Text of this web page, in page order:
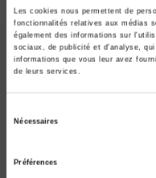
Les cookies nous permettent de
fonctionnalités relatives aux médias
également des informations sur
sociaux, de publicité et d'analyse,
informations que vous leur avez
de leurs services.
Nécessaires
Préférences